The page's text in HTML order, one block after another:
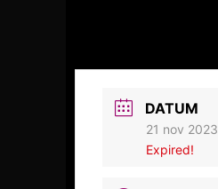
DATUM
21 nov 2023
Expired!